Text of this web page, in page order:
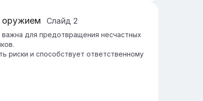
оружием Слайд 2
для предотвращения несчастных
риски и способствует ответственному